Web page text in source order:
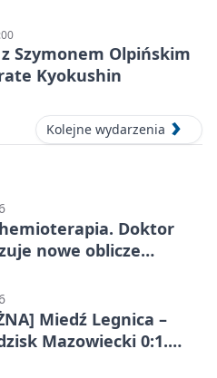
Szymonem Olpińskim
Kyokushin
Kolejne wydarzenia
Doktor
nowe oblicze
Miedź Legnica –
Mazowiecki 0:1.